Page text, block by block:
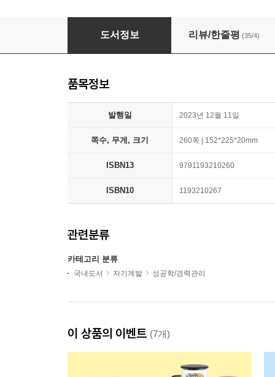
1권에 20분, 읽지 않고 이해할 수 있는 대단한
도서정보 리뷰/한줄평 (35/4)
품목정보
발행일 2023년 12월 11일
쪽수, 무게, 크기 260쪽 | 152*225*20mm
ISBN13 9791193210260
ISBN10 1193210267
관련분류
카테고리 분류
국내도서 자기계발 성공학/경력관리
이 상품의 이벤트 (7개)